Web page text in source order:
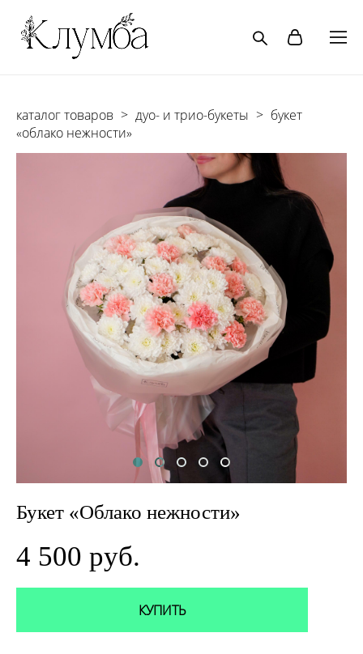
каталог товаров > дуо- и трио-букеты > букет
«облако нежности»
Букет «Облако нежности»
4 500 pуб.
КУПИТЬ